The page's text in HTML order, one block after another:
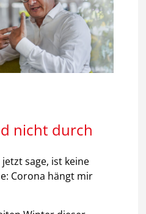
nicht durch
sage, ist keine
Corona hängt mir